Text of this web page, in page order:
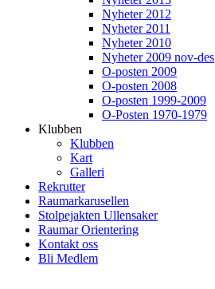
Nyheter 2012
Nyheter 2011
Nyheter 2010
Nyheter 2009 nov-des
O-posten 2009
O-posten 2008
O-posten 1999-2009
O-Posten 1970-1979
Klubben
Klubben
Kart
Galleri
Rekrutter
Raumarkarusellen
Stolpejakten Ullensaker
Raumar Orientering
Kontakt oss
Bli Medlem